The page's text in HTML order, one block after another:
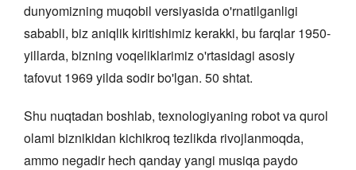
dunyomizning muqobil versiyasida o'rnatilganligi
sababli, biz aniqlik kiritishimiz kerakki, bu farqlar 1950-
yillarda, bizning voqeliklarimiz o'rtasidagi asosiy
tafovut 1969 yilda sodir bo'lgan. 50 shtat.
Shu nuqtadan boshlab, texnologiyaning robot va qurol
olami biznikidan kichikroq tezlikda rivojlanmoqda,
ammo negadir hech qanday yangi musiqa paydo